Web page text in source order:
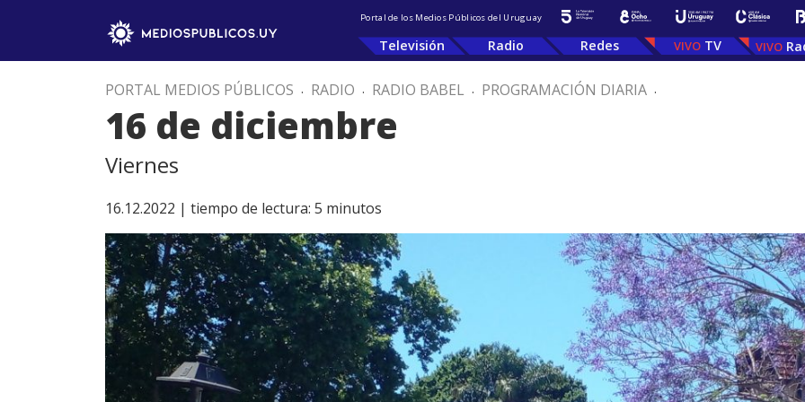
Portal de los Medios Públicos del Uruguay
Televisión Radio Redes TV
PORTAL MEDIOS PÚBLICOS . RADIO . RADIO BABEL . PROGRAMACIÓN DIARIA .
16 de diciembre
Viernes
16.12.2022 | tiempo de lectura: 5 minutos